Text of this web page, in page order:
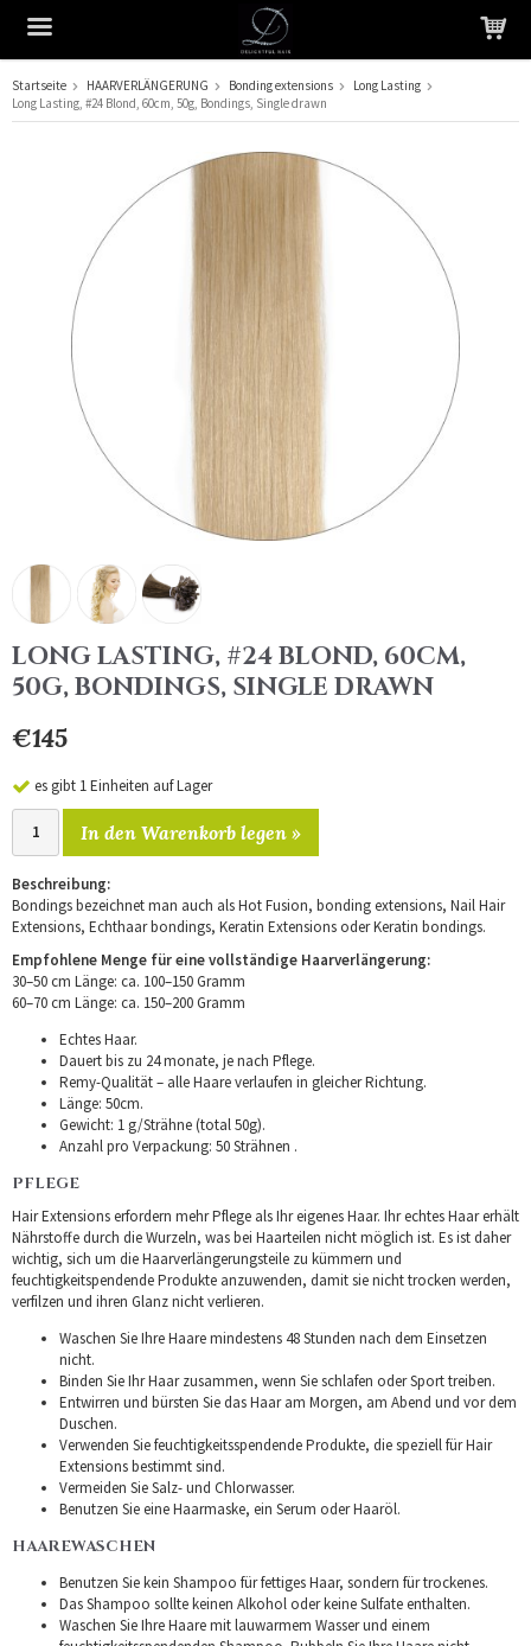
Das Produkt wurde in Ihren Warenkorb gelegt
Startseite HAARVERLÄNGERUNG Bonding extensions
Long Lasting
Long Lasting, #24 Blond, 60cm, 50g, Bondings, Single drawn
LONG LASTING, #24 BLOND, 60CM,
50G, BONDINGS, SINGLE DRAWN
€145
es gibt 1 Einheiten auf Lager
In den Warenkorb legen »
Beschreibung:
Bondings bezeichnet man auch als Hot Fusion, bonding extensions, Nail Hair
Extensions, Echthaar bondings, Keratin Extensions oder Keratin bondings.
Empfohlene Menge für eine vollständige Haarverlängerung:
30–50 cm Länge: ca. 100–150 Gramm
60–70 cm Länge: ca. 150–200 Gramm
Echtes Haar.
Dauert bis zu 24 monate, je nach Pflege.
Remy-Qualität – alle Haare verlaufen in gleicher Richtung.
Länge: 50cm.
Gewicht: 1 g/Strähne (total 50g).
Anzahl pro Verpackung: 50 Strähnen .
PFLEGE
Hair Extensions erfordern mehr Pflege als Ihr eigenes Haar. Ihr echtes Haar erhält
Nährstoffe durch die Wurzeln, was bei Haarteilen nicht möglich ist. Es ist daher
wichtig, sich um die Haarverlängerungsteile zu kümmern und
feuchtigkeitspendende Produkte anzuwenden, damit sie nicht trocken werden,
verfilzen und ihren Glanz nicht verlieren.
Waschen Sie Ihre Haare mindestens 48 Stunden nach dem Einsetzen
nicht.
Binden Sie Ihr Haar zusammen, wenn Sie schlafen oder Sport treiben.
Entwirren und bürsten Sie das Haar am Morgen, am Abend und vor dem
Duschen.
Verwenden Sie feuchtigkeitsspendende Produkte, die speziell für Hair
Extensions bestimmt sind.
Vermeiden Sie Salz- und Chlorwasser.
Benutzen Sie eine Haarmaske, ein Serum oder Haaröl.
HAAREWASCHEN
Benutzen Sie kein Shampoo für fettiges Haar, sondern für trockenes.
Das Shampoo sollte keinen Alkohol oder keine Sulfate enthalten.
Waschen Sie Ihre Haare mit lauwarmem Wasser und einem